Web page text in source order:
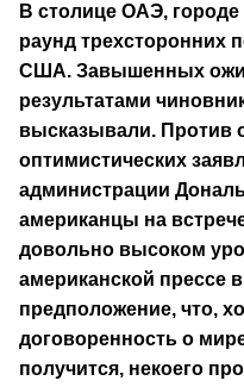
В столице ОАЭ,
раунд трехсторонних
США. Завышенных
результатами
высказывали. Против
оптимистических
администрации
американцы на
довольно высоком
американской прессе
предположение, что,
договоренность о
получится, некоего